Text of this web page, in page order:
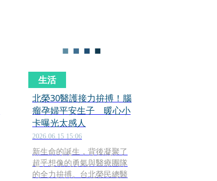
生活
北榮30醫護接力拚搏！腦
瘤孕婦平安生子 暖心小
卡曝光太感人
2026.06.15 15:06
新生命的誕生，背後凝聚了
超乎想像的勇氣與醫療團隊
的全力拚搏。台北榮民總醫